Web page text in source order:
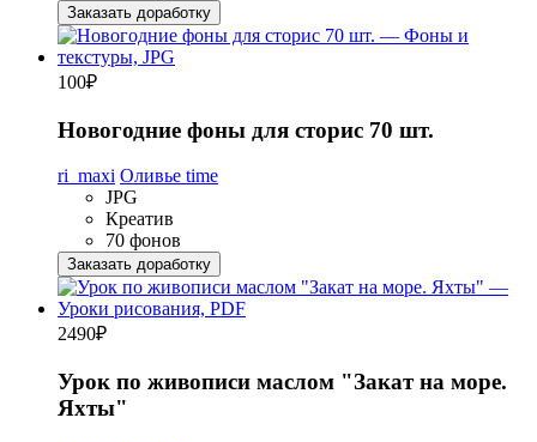
Заказать доработку
100₽
Новогодние фоны для сторис 70 шт.
ri_maxi Оливье time
JPG
Креатив
70 фонов
Заказать доработку
2490₽
Урок по живописи маслом "Закат на море.
Яхты"